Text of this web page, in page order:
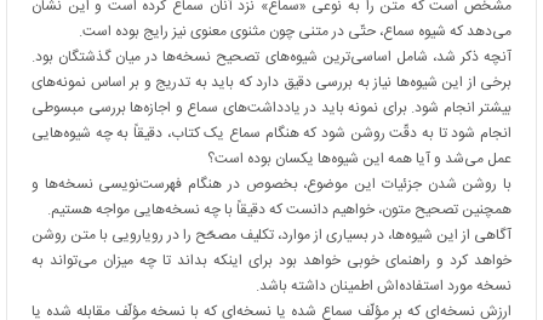
مشخّص است که متن را به نوعی «سماع» نزد آنان سماع کرده است و این نشان
می‌دهد که شیوه سماع، حتّی در متنی چون مثنوی معنوی نیز رایج بوده است.
آنچه ذکر شد، شامل اساسی‌ترین شیوه‌های تصحیح نسخه‌ها در میان گذشتگان بود.
برخی از این شیوه‌ها نیاز به بررسی دقیق دارد که باید به تدریج و بر اساس نمونه‌های
بیشتر انجام شود. برای نمونه باید در یادداشت‌های سماع و اجازه‌ها بررسی مبسوطی
انجام شود تا به دقّت روشن شود که هنگام سماع یک کتاب، دقیقاً به چه شیوه‌هایی
عمل می‌شد و آیا همه این شیوه‌ها یکسان بوده است؟
با روشن شدن جزئیات این موضوع، بخصوص در هنگام فهرست‌نویسی نسخه‌ها و
همچنین تصحیح متون، خواهیم دانست که دقیقاً با چه نسخه‌هایی مواجه هستیم.
آگاهی از این شیوه‌ها، در بسیاری از موارد، تکلیف مصحّح را در رویارویی با متن روشن
خواهد کرد و راهنمای خوبی خواهد بود برای اینکه بداند تا چه میزان می‌تواند به
نسخه مورد استفاده‌اش اطمینان داشته باشد.
ارزش نسخه‌ای که بر مؤلّف سماع شده یا نسخه‌ای که با نسخه مؤلّف مقابله شده یا